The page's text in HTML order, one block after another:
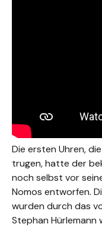
Die ersten Uhren,
trugen, hatte der
noch selbst vor
Nomos entworfen.
wurden durch das
Stephan